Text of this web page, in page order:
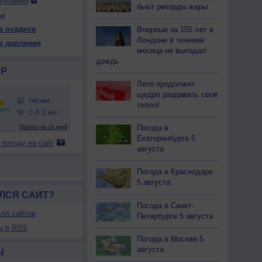
ср 13 чт
Ночь
+26
84
+35
54
Ночь
+27
1-3
14 пт
День
+39
39
+45
15 сб
Ночь
736
+27
86
1-3
+31
15 сб
День
1-3
16 вс
Ночь
осадков
давление
на сайт
САЙТ?
сайтов
в RSS
бьют рекорды жары
Впервые за 155 лет в
Лондоне в течение
месяца не выпадал
дождь
Лето продолжит
щедро раздавать своё
тепло!
Погода в
Екатеринбурге 5
августа
Погода в Краснодаре
5 августа
Погода в Санкт-
Петербурге 5 августа
Погода в Москве 5
августа